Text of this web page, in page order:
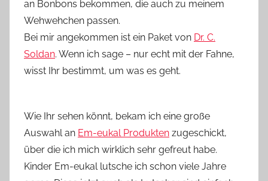
an Bonbons bekommen, die auch zu meinem
Wehwehchen passen.
Bei mir angekommen ist ein Paket von Dr. C.
Soldan. Wenn ich sage – nur echt mit der Fahne,
wisst Ihr bestimmt, um was es geht.
Wie Ihr sehen könnt, bekam ich eine große
Auswahl an Em-eukal Produkten zugeschickt,
über die ich mich wirklich sehr gefreut habe.
Kinder Em-eukal lutsche ich schon viele Jahre